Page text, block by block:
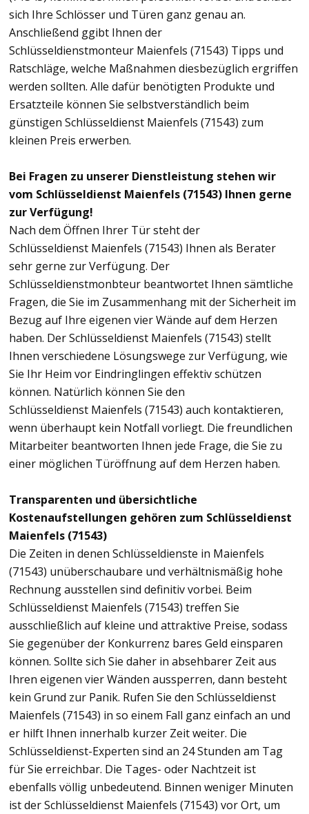
sich Ihre Schlösser und Türen ganz genau an.
Anschließend ggibt Ihnen der
Schlüsseldienstmonteur Maienfels (71543) Tipps und
Ratschläge, welche Maßnahmen diesbezüglich ergriffen
werden sollten. Alle dafür benötigten Produkte und
Ersatzteile können Sie selbstverständlich beim
günstigen Schlüsseldienst Maienfels (71543) zum
kleinen Preis erwerben.
Bei Fragen zu unserer Dienstleistung stehen wir
vom Schlüsseldienst Maienfels (71543) Ihnen gerne
zur Verfügung!
Nach dem Öffnen Ihrer Tür steht der
Schlüsseldienst Maienfels (71543) Ihnen als Berater
sehr gerne zur Verfügung. Der
Schlüsseldienstmonbteur beantwortet Ihnen sämtliche
Fragen, die Sie im Zusammenhang mit der Sicherheit im
Bezug auf Ihre eigenen vier Wände auf dem Herzen
haben. Der Schlüsseldienst Maienfels (71543) stellt
Ihnen verschiedene Lösungswege zur Verfügung, wie
Sie Ihr Heim vor Eindringlingen effektiv schützen
können. Natürlich können Sie den
Schlüsseldienst Maienfels (71543) auch kontaktieren,
wenn überhaupt kein Notfall vorliegt. Die freundlichen
Mitarbeiter beantworten Ihnen jede Frage, die Sie zu
einer möglichen Türöffnung auf dem Herzen haben.
Transparenten und übersichtliche
Kostenaufstellungen gehören zum Schlüsseldienst
Maienfels (71543)
Die Zeiten in denen Schlüsseldienste in Maienfels
(71543) unüberschaubare und verhältnismäßig hohe
Rechnung ausstellen sind definitiv vorbei. Beim
Schlüsseldienst Maienfels (71543) treffen Sie
ausschließlich auf kleine und attraktive Preise, sodass
Sie gegenüber der Konkurrenz bares Geld einsparen
können. Sollte sich Sie daher in absehbarer Zeit aus
Ihren eigenen vier Wänden aussperren, dann besteht
kein Grund zur Panik. Rufen Sie den Schlüsseldienst
Maienfels (71543) in so einem Fall ganz einfach an und
er hilft Ihnen innerhalb kurzer Zeit weiter. Die
Schlüsseldienst-Experten sind an 24 Stunden am Tag
für Sie erreichbar. Die Tages- oder Nachtzeit ist
ebenfalls völlig unbedeutend. Binnen weniger Minuten
ist der Schlüsseldienst Maienfels (71543) vor Ort, um